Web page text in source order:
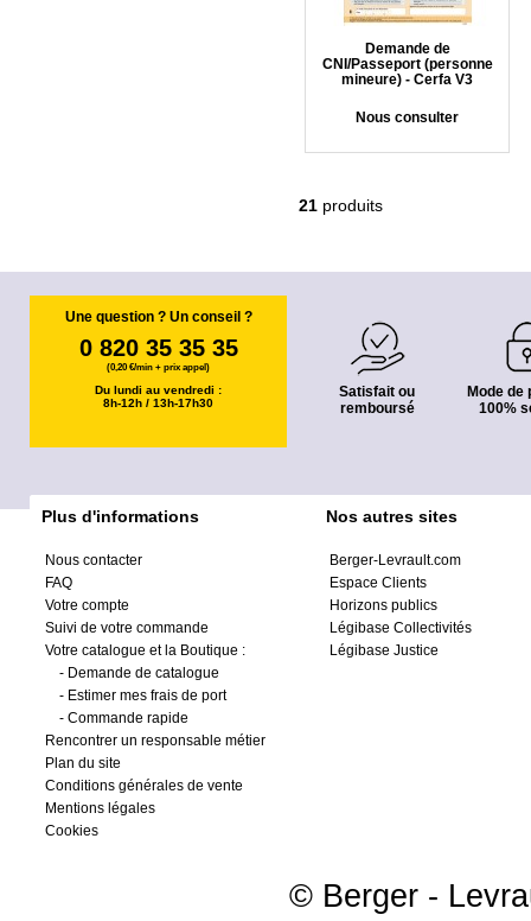
Demande de
CNI/Passeport (personne
mineure) - Cerfa V3
Nous consulter
21 produits
Une question ? Un conseil ?
0 820 35 35 35
(0,20 €/min + prix appel)
Du lundi au vendredi :
8h-12h / 13h-17h30
Satisfait ou
remboursé
Mode de
100%
Plus d'informations
Nous contacter
FAQ
Votre compte
Suivi de votre commande
Votre catalogue et la Boutique :
- Demande de catalogue
- Estimer mes frais de port
- Commande rapide
Rencontrer un responsable métier
Plan du site
Conditions générales de vente
Mentions légales
Cookies
Nos autres sites
Berger-Levrault.com
Espace Clients
Horizons publics
Légibase Collectivités
Légibase Justice
© Berger -